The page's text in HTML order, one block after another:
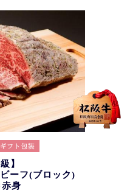
】
ーフ(ブロック)
身